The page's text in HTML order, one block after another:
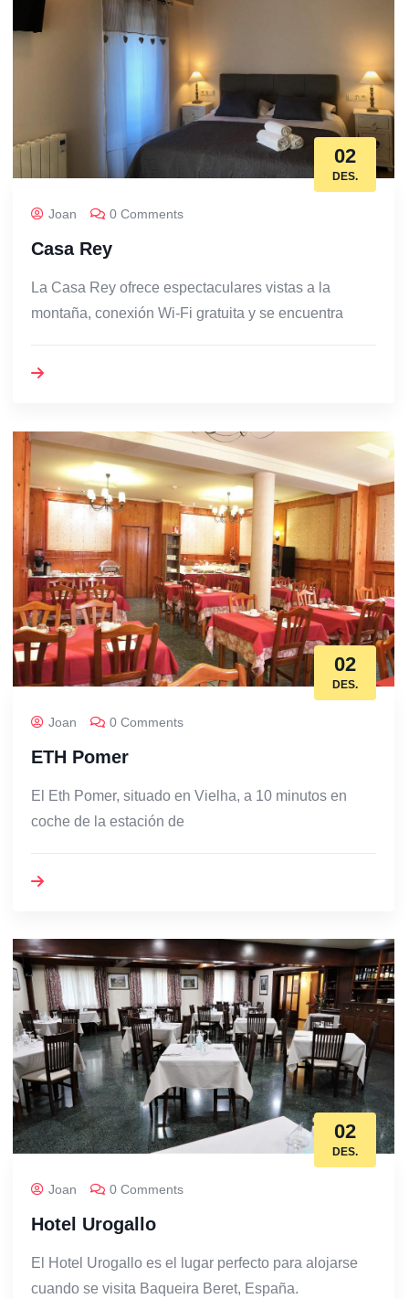
02
DES.
Joan 0 Comments
Casa Rey
La Casa Rey ofrece espectaculares vistas a la
montaña, conexión Wi-Fi gratuita y se encuentra
02
DES.
Joan 0 Comments
ETH Pomer
El Eth Pomer, situado en Vielha, a 10 minutos en
coche de la estación de
02
DES.
Joan 0 Comments
Hotel Urogallo
El Hotel Urogallo es el lugar perfecto para alojarse
cuando se visita Baqueira Beret, España.